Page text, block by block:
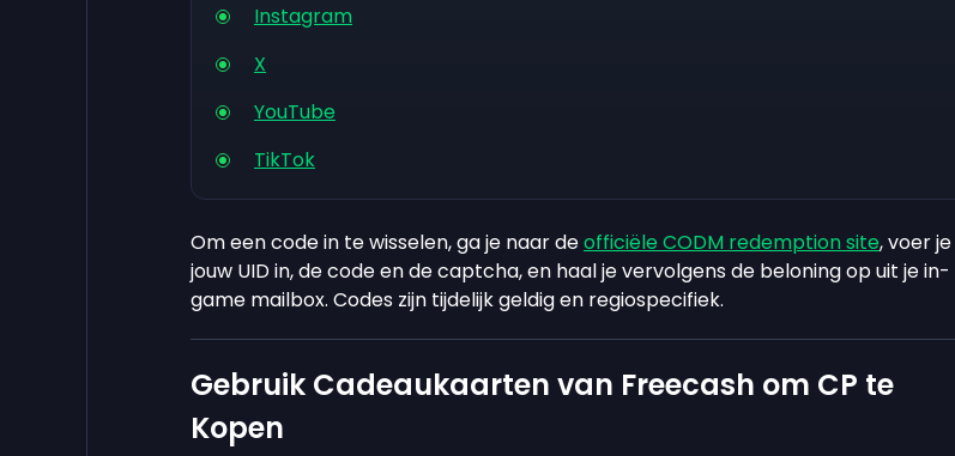
Instagram
X
YouTube
TikTok
Om een code in te wisselen, ga je naar deofficiële CODM redemption site, voer je
jouw UID in, de code en de captcha, en haal je vervolgens de beloning op uit je in-
game mailbox. Codes zijn tijdelijk geldig en regiospecifiek.
Gebruik Cadeaukaarten van Freecash om CP te
Kopen